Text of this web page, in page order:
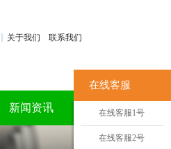
联系我们
关于我们
新闻资讯
在线客服
在线客服1号
在线客服2号